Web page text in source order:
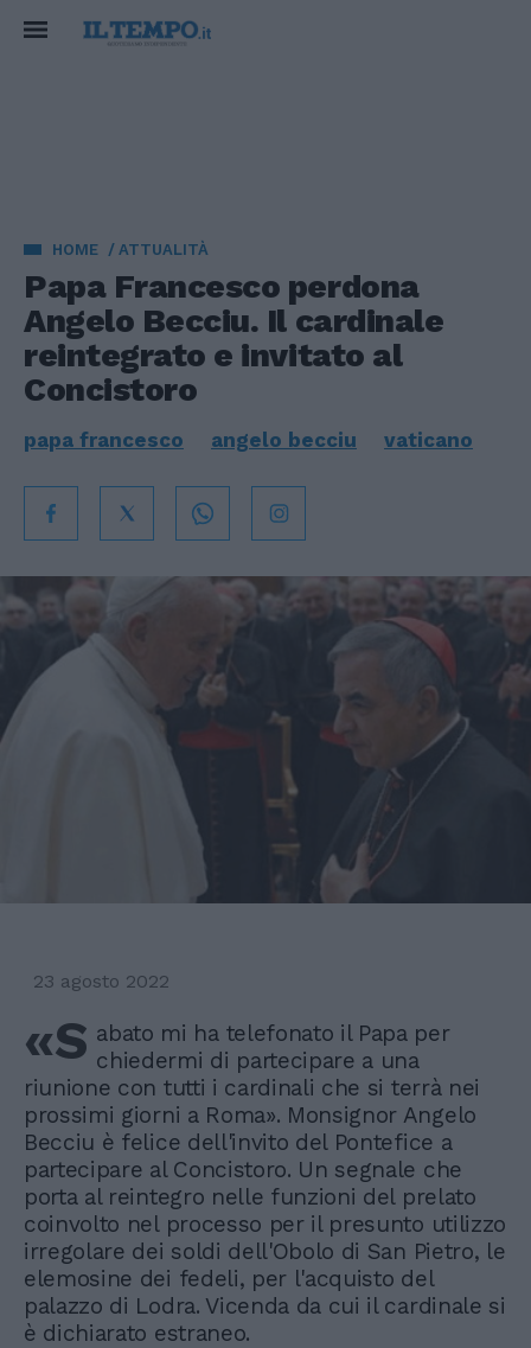
HOME ATTUALITÀ
Papa Francesco perdona
Angelo Becciu. Il cardinale
reintegrato e invitato al
Concistoro
papa francesco angelo becciu vaticano
23 agosto 2022
«S abato mi ha telefonato il Papa per
chiedermi di partecipare a una
riunione con tutti i cardinali che si terrà nei
prossimi giorni a Roma». Monsignor Angelo
Becciu è felice dell'invito del Pontefice a
partecipare al Concistoro. Un segnale che
porta al reintegro nelle funzioni del prelato
coinvolto nel processo per il presunto utilizzo
irregolare dei soldi dell'Obolo di San Pietro, le
elemosine dei fedeli, per l'acquisto del
palazzo di Lodra. Vicenda da cui il cardinale si
è dichiarato estraneo.